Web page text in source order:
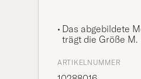
Das abgebildete
trägt die Größe M.
ARTIKELNUMMER